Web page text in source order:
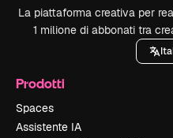
La piattaforma creativa per
1 milione di abbonati tra
Prodotti
Spaces
Assistente IA